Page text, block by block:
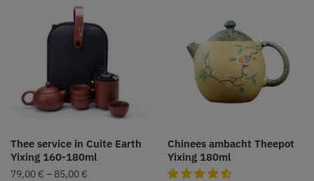
Thee service in Cuite Earth
Yixing 160-180ml
79,00 € – 85,00 €
Chinees ambacht Theepot
Yixing 180ml